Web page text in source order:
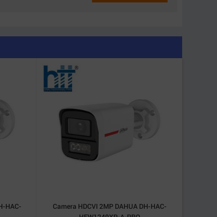
chuyển động. Điều này cải thiện rõ rệt độ
bảo hình ảnh đêm không bị cháy sáng hoặc
DAHUA DH-SD2A300NB-GNY-A-PV
HAC-
Camera HDCVI 2MP DAHUA DH-HAC-